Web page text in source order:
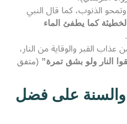
الذنوب، كما قال النبي
كما يطفئ الماء
القبر والوقاية من النار،
النار ولو بشق تمرة” (متفق
والسنة على فضل